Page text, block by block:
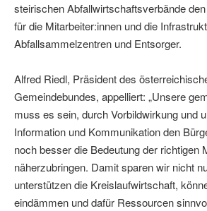
steirischen Abfallwirtschaftsverbände
für die Mitarbeiter:innen und die
Abfallsammelzentren und Entsorger.
Alfred Riedl, Präsident des
Gemeindebundes, appelliert: „Unsere
muss es sein, durch Vorbildwirkung und
Information und Kommunikation den
noch besser die Bedeutung der richtigen
näherzubringen. Damit sparen wir nicht
unterstützen die Kreislaufwirtschaft,
eindämmen und dafür Ressourcen